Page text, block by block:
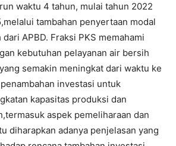
waktu 4 tahun, mulai tahun 2022
tambahan penyertaan modal
APBD. Fraksi PKS memahami
kebutuhan pelayanan air bersih
semakin meningkat dari waktu ke
investasi untuk
kapasitas produksi dan
aspek pemeliharaan dan
diharapkan adanya penjelasan yang